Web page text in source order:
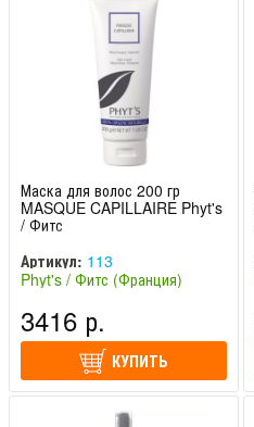
Маска для волос 200 гр
MASQUE CAPILLAIRE Phyt's
/ Фитс
Артикул: 113
Phyt's / Фитс (Франция)
3416 р.
КУПИТЬ